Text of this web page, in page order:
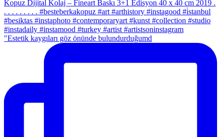
"Estetik kaygıları göz önünde bulundurduğumd